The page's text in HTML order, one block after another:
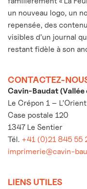
un nouveau logo, un
repensée, des
visibles d’un journal
restant fidèle à son
CONTACTEZ-
Cavin-Baudat (Vallée
Le Crépon 1 – L’Orient
Case postale 120
1347 Le Sentier
Tél. +41 (0)21 845 55
imprimerie@cavin-
LIENS UTILES